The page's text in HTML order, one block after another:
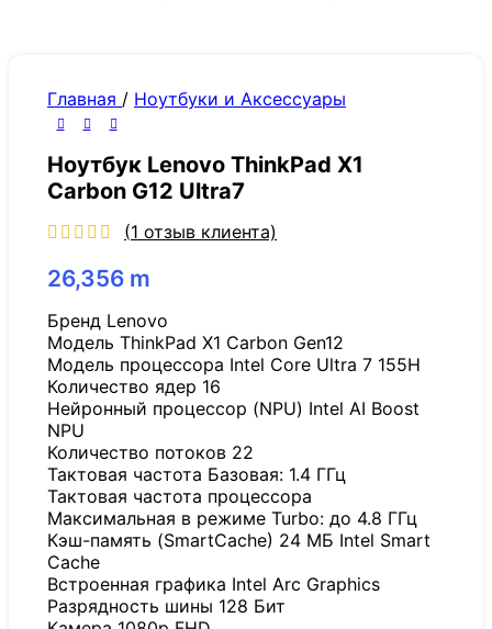
Главная / Ноутбуки и Аксессуары
Ноутбук Lenovo ThinkPad X1
Carbon G12 Ultra7
(1 отзыв клиента)
26,356 m
Бренд Lenovo
Модель ThinkPad X1 Carbon Gen12
Модель процессора Intel Core Ultra 7 155H
Количество ядер 16
Нейронный процессор (NPU) Intel AI Boost
NPU
Количество потоков 22
Тактовая частота Базовая: 1.4 ГГц
Тактовая частота процессора
Максимальная в режиме Turbo: до 4.8 ГГц
Кэш-память (SmartCache) 24 МБ Intel Smart
Cache
Встроенная графика Intel Arc Graphics
Разрядность шины 128 Бит